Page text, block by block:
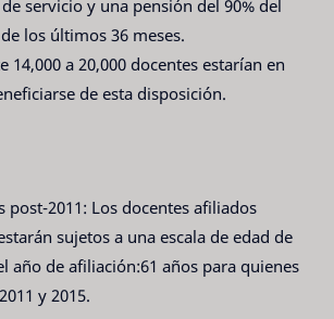
servicio y una pensión del 90% del
los últimos 36 meses.
14,000 a 20,000 docentes estarían en
de esta disposición.
post-2011: Los docentes afiliados
sujetos a una escala de edad de
año de afiliación:61 años para quienes
y 2015.